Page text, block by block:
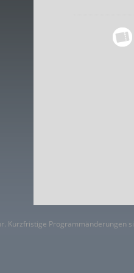
Kurzfristige Programmänderungen